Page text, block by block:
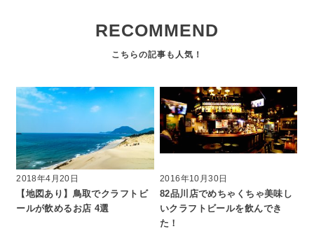
RECOMMEND
2018年4月20日
【地図あり】鳥取でクラフトビ
ールが飲めるお店 4選
2016年10月30日
82品川店でめちゃくちゃ美味し
いクラフトビールを飲んでき
た！